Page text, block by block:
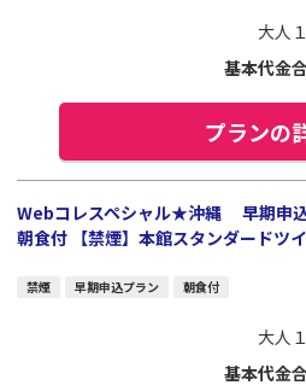
大人
基本代金
プランの
Webコレスペシャル★沖縄 早期申
朝食付 【禁煙】本館スタンダードツ
禁煙 早期申込プラン 朝食付
大人
基本代金